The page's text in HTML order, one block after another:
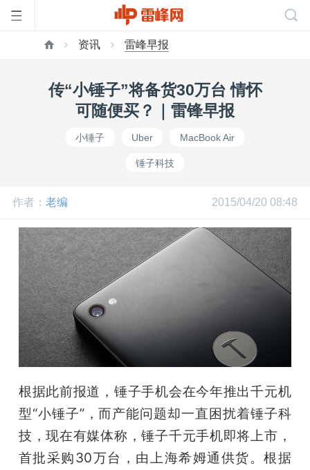
网
公
开
课
活
动
资讯 雷峰早报
传“小锤子”将备货30万台 情怀
可随便买？｜雷锋早报
小锤子 Uber MacBook Air
锤子科技
作者： 老编 2015/04/20 08:48
根据此前报道，锤子手机会在今年推出千元机
型“小锤子”，而产能问题却一直困扰着锤子科
技，现在有媒体称，锤子千元手机即将上市，
首批采购30万台，由上海希姆通供货。根据